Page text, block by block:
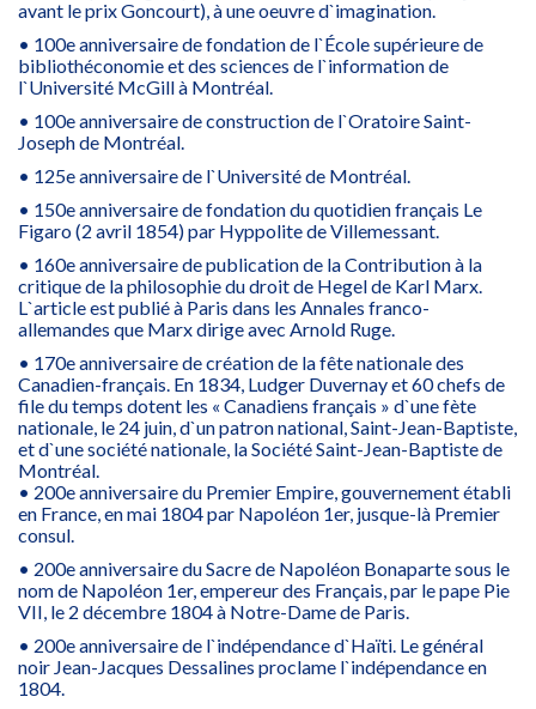
avant le prix Goncourt), à une oeuvre d`imagination.
• 100e anniversaire de fondation de l`École supérieure de
bibliothéconomie et des sciences de l`information de
l`Université McGill à Montréal.
• 100e anniversaire de construction de l`Oratoire Saint-
Joseph de Montréal.
• 125e anniversaire de l`Université de Montréal.
• 150e anniversaire de fondation du quotidien français Le
Figaro (2 avril 1854) par Hyppolite de Villemessant.
• 160e anniversaire de publication de la Contribution à la
critique de la philosophie du droit de Hegel de Karl Marx.
L`article est publié à Paris dans les Annales franco-
allemandes que Marx dirige avec Arnold Ruge.
• 170e anniversaire de création de la fête nationale des
Canadien-français. En 1834, Ludger Duvernay et 60 chefs de
file du temps dotent les « Canadiens français » d`une fète
nationale, le 24 juin, d`un patron national, Saint-Jean-Baptiste,
et d`une société nationale, la Société Saint-Jean-Baptiste de
Montréal.
• 200e anniversaire du Premier Empire, gouvernement établi
en France, en mai 1804 par Napoléon 1er, jusque-là Premier
consul.
• 200e anniversaire du Sacre de Napoléon Bonaparte sous le
nom de Napoléon 1er, empereur des Français, par le pape Pie
VII, le 2 décembre 1804 à Notre-Dame de Paris.
• 200e anniversaire de l`indépendance d`Haïti. Le général
noir Jean-Jacques Dessalines proclame l`indépendance en
1804.